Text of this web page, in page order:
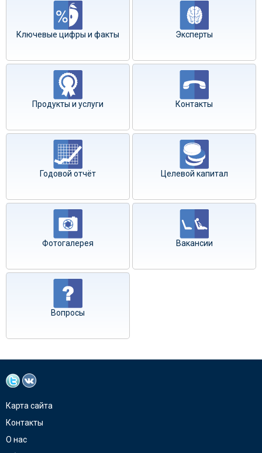
Ключевые цифры и факты Эксперты
Продукты и услуги Контакты
Годовой отчёт Целевой капитал
Фотогалерея Вакансии
Вопросы
Карта сайта
Контакты
О нас